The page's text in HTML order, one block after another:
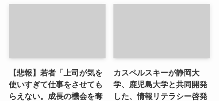
【悲報】若者「上司が気を
使いすぎて仕事をさせても
らえない。成長の機会を奪
カスペルスキーが静岡大
学、鹿児島大学と共同開発
した、情報リテラシー啓発